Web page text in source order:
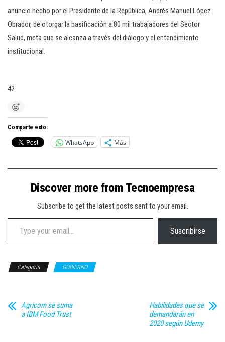
anuncio hecho por el Presidente de la República, Andrés Manuel López
Obrador, de otorgar la basificación a 80 mil trabajadores del Sector
Salud, meta que se alcanza a través del diálogo y el entendimiento
institucional.
42
Comparte esto:
WhatsApp Más
Discover more from Tecnoempresa
Subscribe to get the latest posts sent to your email.
Type your email…
Suscribirse
Categoría GOBIERNO
Agricom se suma
a IBM Food Trust
Habilidades que se
demandarán en
2020 según Udemy